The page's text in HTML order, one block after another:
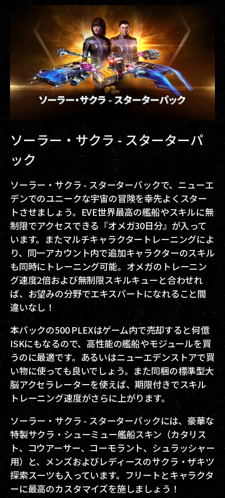
ソーラー・サクラ - スターターパ
ック
ソーラー・サクラ - スターターパックで、ニューエ
デンでのユニークな宇宙の冒険を幸先よくスター
トさせましょう。EVE世界最高の艦船やスキルに無
制限でアクセスできる『オメガ30日分』が入って
います。またマルチキャラクタートレーニングによ
り、同一アカウント内で追加キャラクターのスキル
も同時にトレーニング可能。オメガのトレーニン
グ速度2倍および無制限スキルキューと合わせれ
ば、お望みの分野でエキスパートになれること間
違いなし！
本パックの500 PLEXはゲーム内で売却すると何億
ISKにもなるので、高性能の艦船やモジュールを買
うのに最適です。あるいはニューエデンストアで買
い物に使っても良いでしょう。また同梱の標準型大
脳アクセラレーターを使えば、期限付きでスキル
トレーニング速度がさらに上がります。
ソーラー・サクラ - スターターパックには、豪華な
特製サクラ・シューミュー艦船スキン（カタリス
ト、コウアーサー、コーモラント、シュラッシャー
用）と、メンズおよびレディースのサクラ・ザキツ
探索スーツも入っています。フリートとキャラクタ
ーに最高のカスタマイズを施しましょう！